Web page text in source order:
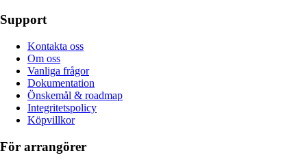
Support
Kontakta oss
Om oss
Vanliga frågor
Dokumentation
Önskemål & roadmap
Integritetspolicy
Köpvillkor
För arrangörer